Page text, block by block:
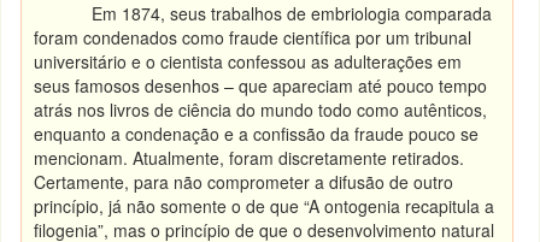
Em 1874, seus trabalhos de embriologia comparada
foram condenados como fraude científica por um tribunal
universitário e o cientista confessou as adulterações em
seus famosos desenhos – que apareciam até pouco tempo
atrás nos livros de ciência do mundo todo como autênticos,
enquanto a condenação e a confissão da fraude pouco se
mencionam. Atualmente, foram discretamente retirados.
Certamente, para não comprometer a difusão de outro
princípio, já não somente o de que “A ontogenia recapitula a
filogenia”, mas o princípio de que o desenvolvimento natural